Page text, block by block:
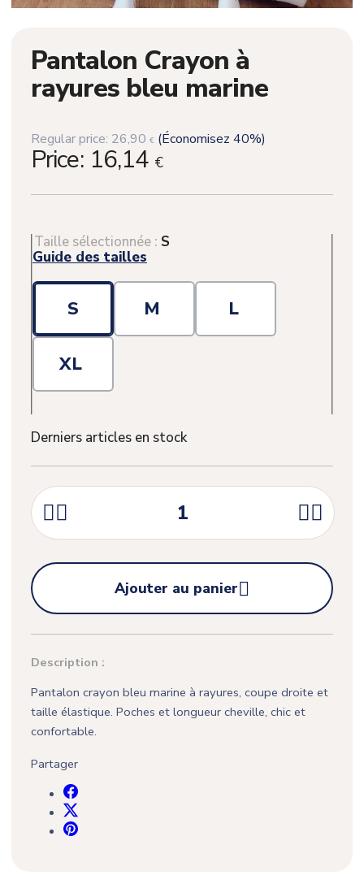
Pantalon Crayon à
rayures bleu marine
Regular price: 26,90 € (Économisez 40%)
Price: 16,14 €
Taille sélectionnée : S
Guide des tailles
S M L
XL
Derniers articles en stock
 

Ajouter au panier
Description :
Pantalon crayon bleu marine à rayures, coupe droite et
taille élastique. Poches et longueur cheville, chic et
confortable.
Partager